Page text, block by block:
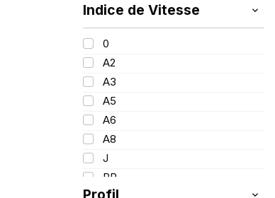
152
156
20
24
26
28
30
34
38
Indice de Vitesse
0
A2
A3
A5
A6
A8
J
PR
Profil